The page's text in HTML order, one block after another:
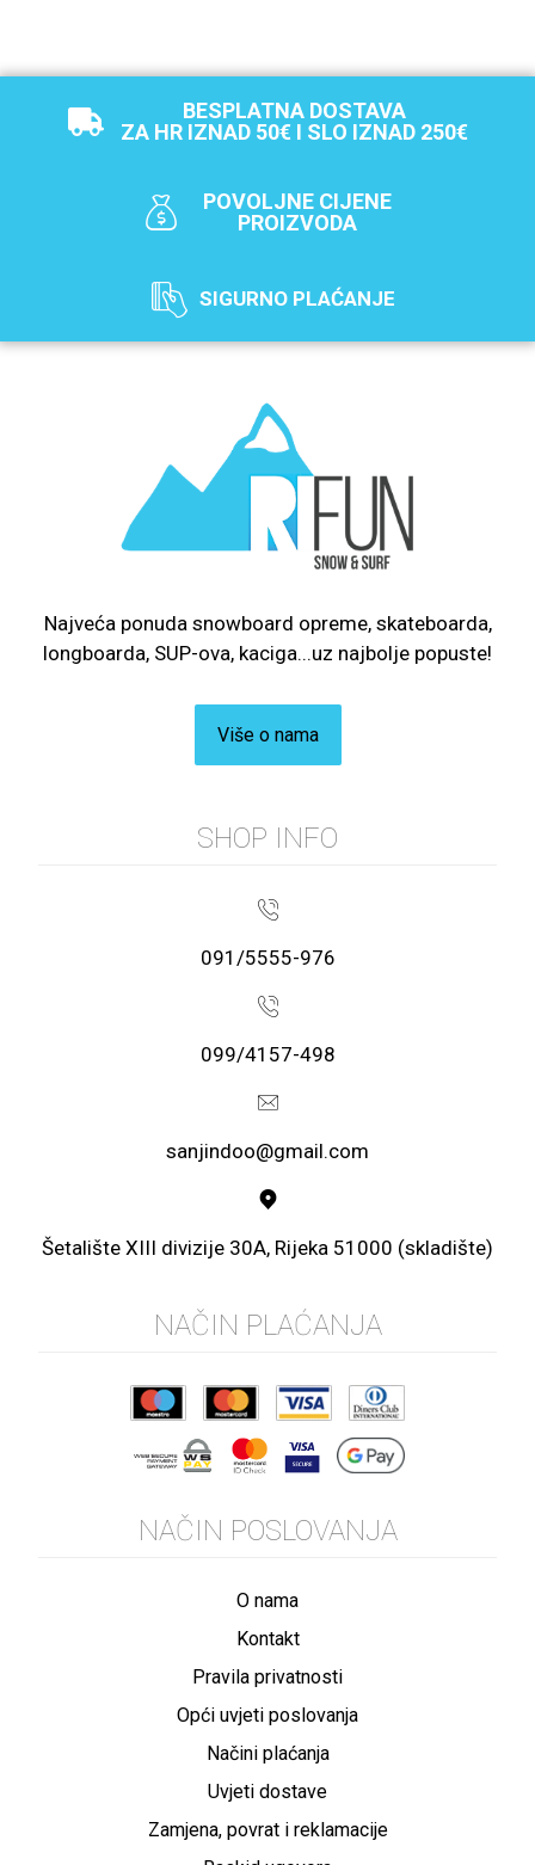
BESPLATNA DOSTAVA
ZA HR IZNAD 50€ I SLO IZNAD 250€
POVOLJNE CIJENE
PROIZVODA
SIGURNO PLAĆANJE
Najveća ponuda snowboard opreme, skateboarda,
longboarda, SUP-ova, kaciga...uz najbolje popuste!
Više o nama
SHOP INFO
091/5555-976
099/4157-498
sanjindoo@gmail.com
Šetalište XIII divizije 30A, Rijeka 51000 (skladište)
NAČIN PLAĆANJA
NAČIN POSLOVANJA
O nama
Kontakt
Pravila privatnosti
Opći uvjeti poslovanja
Načini plaćanja
Uvjeti dostave
Zamjena, povrat i reklamacije